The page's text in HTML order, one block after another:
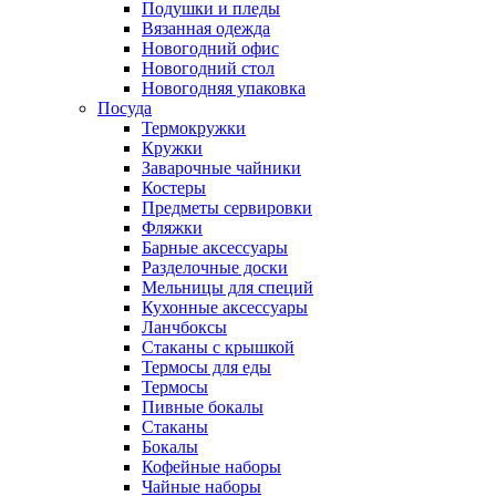
Подушки и пледы
Вязанная одежда
Новогодний офис
Новогодний стол
Новогодняя упаковка
Посуда
Термокружки
Кружки
Заварочные чайники
Костеры
Предметы сервировки
Фляжки
Барные аксессуары
Разделочные доски
Мельницы для специй
Кухонные аксессуары
Ланчбоксы
Стаканы с крышкой
Термосы для еды
Термосы
Пивные бокалы
Стаканы
Бокалы
Кофейные наборы
Чайные наборы